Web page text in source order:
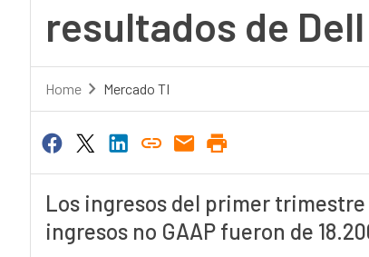
resultados de Dell
Home Mercado TI
Los ingresos del primer trimestre
ingresos no GAAP fueron de